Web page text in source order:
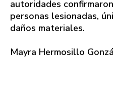
autoridades
personas lesionadas,
daños materiales.
Mayra Hermosillo